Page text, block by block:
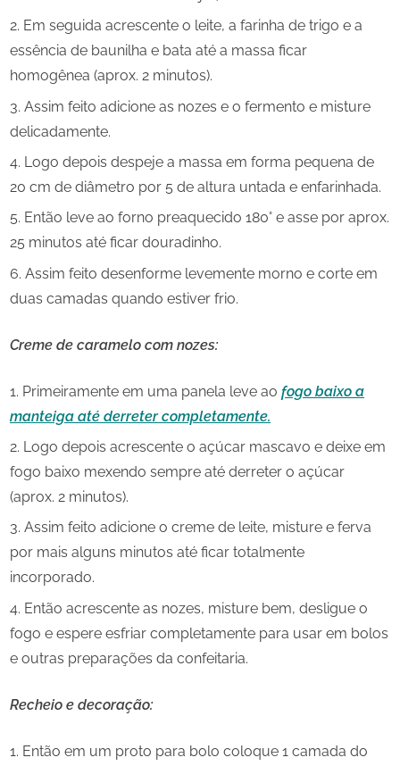
Em seguida acrescente o leite, a farinha de trigo e a
essência de baunilha e bata até a massa ficar
homogênea (aprox. 2 minutos).
Assim feito adicione as nozes e o fermento e misture
delicadamente.
Logo depois despeje a massa em forma pequena de
20 cm de diâmetro por 5 de altura untada e enfarinhada.
Então leve ao forno preaquecido 180° e asse por aprox.
25 minutos até ficar douradinho.
Assim feito desenforme levemente morno e corte em
duas camadas quando estiver frio.
Creme de caramelo com nozes:
Primeiramente em uma panela leve ao fogo baixo a
manteiga até derreter completamente.
Logo depois acrescente o açúcar mascavo e deixe em
fogo baixo mexendo sempre até derreter o açúcar
(aprox. 2 minutos).
Assim feito adicione o creme de leite, misture e ferva
por mais alguns minutos até ficar totalmente
incorporado.
Então acrescente as nozes, misture bem, desligue o
fogo e espere esfriar completamente para usar em bolos
e outras preparações da confeitaria.
Recheio e decoração:
Então em um proto para bolo coloque 1 camada do